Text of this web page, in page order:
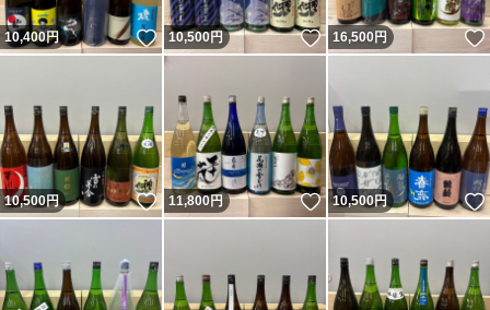
10,400円 いいね！
10,500円 いいね！
16,500円
10,500円 いいね！
11,800円 いいね！
10,500円